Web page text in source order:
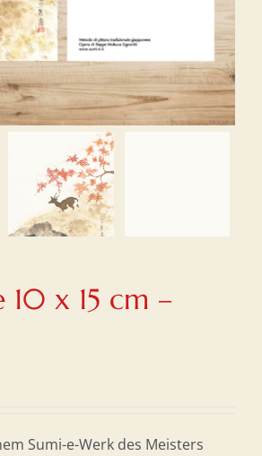
10 x 15 cm –
Sumi-e-Werk des Meisters